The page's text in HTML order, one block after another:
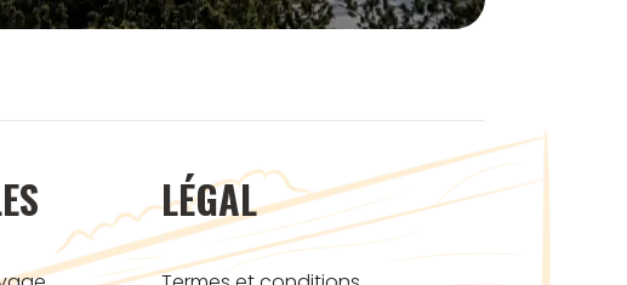
LÉGAL